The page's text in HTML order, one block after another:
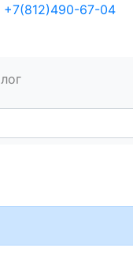
+7(812)490-67-04